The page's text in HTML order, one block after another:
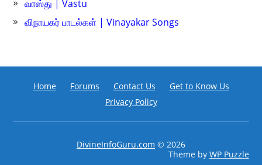
வாஸ்து | Vastu
விநாயகர் பாடல்கள் | Vinayakar Songs
Home Forums Contact Us
Get to Know Us
Privacy Policy
DivineInfoGuru.com © 2026
Theme by WP Puzzle